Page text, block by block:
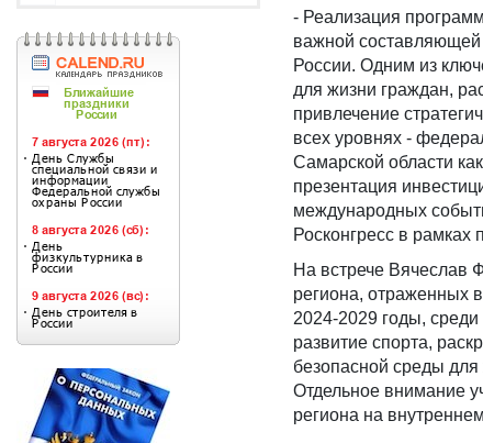
- Реализация
важной составляющей
России. Одним из
для жизни граждан,
привлечение
всех уровнях -
Самарской области
презентация
международных
Росконгресс в рамках
На встрече Вячеслав
региона, отраженных
2024-2029 годы,
развитие спорта,
безопасной среды для
Отдельное внимание
региона на